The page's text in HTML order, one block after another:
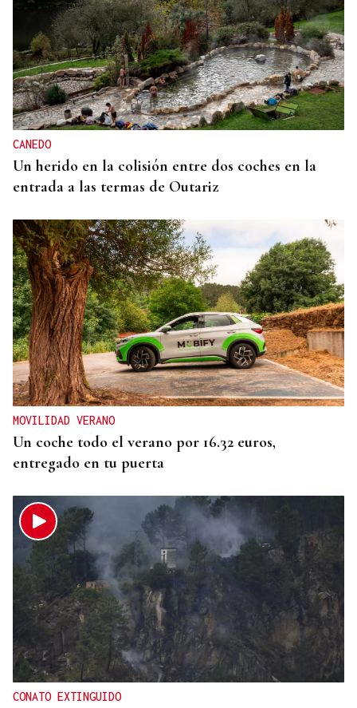
CANEDO
Un herido en la colisión entre dos coches en la
entrada a las termas de Outariz
MOVILIDAD VERANO
Un coche todo el verano por 16.32 euros,
entregado en tu puerta
CONATO EXTINGUIDO